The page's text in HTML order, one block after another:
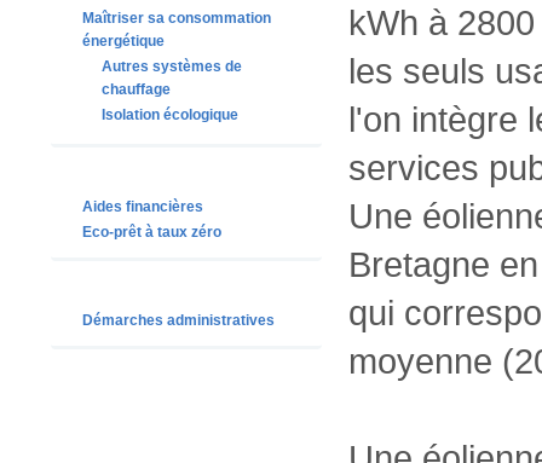
Maîtriser sa consommation
énergétique
Autres systèmes de
chauffage
Isolation écologique
Aides financières
Eco-prêt à taux zéro
Démarches administratives
kWh à
les seuls
l'on intègre
services
Une
Bretagne
qui
moyenne